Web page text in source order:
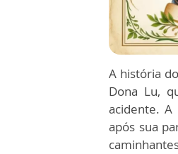
A história
Dona Lu,
acidente. A
após sua